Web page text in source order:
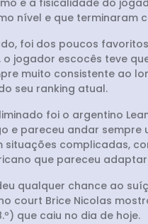
e a fisicalidade do
nível e que terminaram
foi dos poucos
jogador escocês teve
muito consistente ao
seu ranking atual.
foi o argentino
e pareceu andar
complicadas,
que pareceu
qualquer chance ao
court Brice Nicolas
que caiu no dia de hoje.